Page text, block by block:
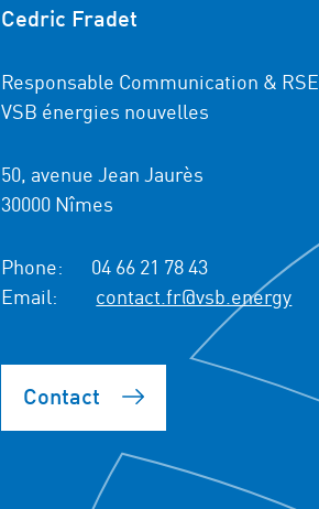
Cedric Fradet
Responsable Communication & RSE
VSB énergies nouvelles
50, avenue Jean Jaurès
30000 Nîmes
Phone:
04 66 21 78 43
Email:
contact.fr@vsb.energy
Contact